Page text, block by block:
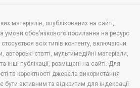
матеріалів, опублікованих на сайті,
умови обов’язкового посилання на ресурс
всіх типів контенту, включаючи
авторські статті, мультимедійні матеріали,
інші публікації, розміщені на сайті. Для
та коректності джерела використання
бути активним та відкритим для індексації